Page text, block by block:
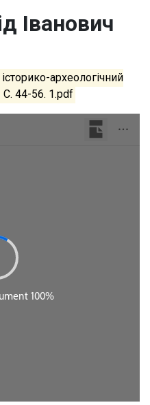
Іванович
археологічний
44-56. 1.pdf